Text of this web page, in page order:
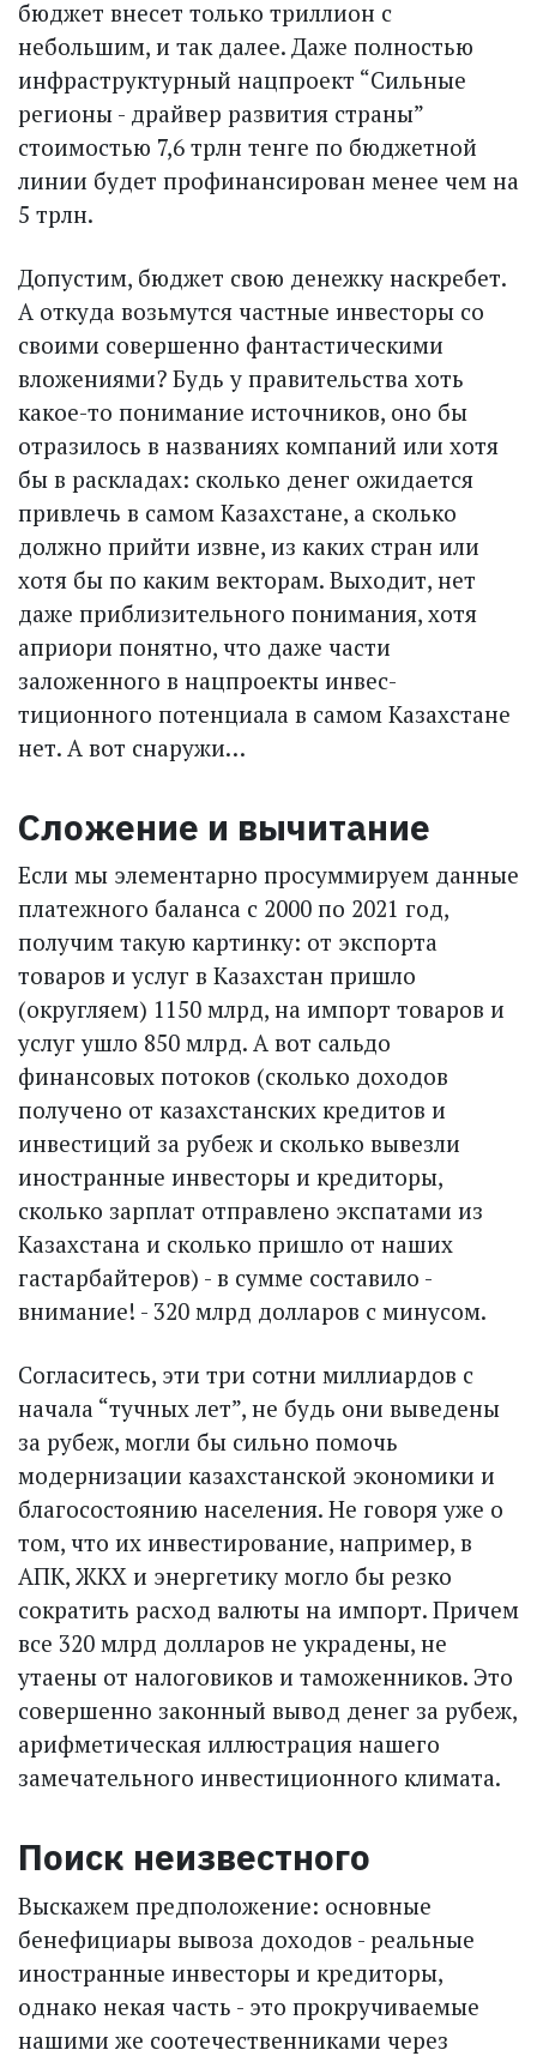
бюджет внесет только триллион с
небольшим, и так далее. Даже полностью
инфраструктурный нацпроект “Сильные
регионы - драйвер развития страны”
стоимостью 7,6 трлн тенге по бюджетной
линии будет профинансирован менее чем на
5 трлн.
Допустим, бюджет свою денежку наскребет.
А откуда возьмутся частные инвесторы со
своими совершенно фантастическими
вложениями? Будь у правительства хоть
какое-то понимание источников, оно бы
отразилось в названиях компаний или хотя
бы в раскладах: сколько денег ожидается
привлечь в самом Казахстане, а сколько
должно прийти извне, из каких стран или
хотя бы по каким векторам. Выходит, нет
даже приблизительного понимания, хотя
априори понятно, что даже части
заложенного в нацпроекты инвес­
тиционного потенциала в самом Казахстане
нет. А вот снаружи…
Сложение и вычитание
Если мы элементарно просуммируем данные
платежного баланса с 2000 по 2021 год,
получим такую картинку: от экспорта
товаров и услуг в Казахстан пришло
(округляем) 1150 млрд, на импорт товаров и
услуг ушло 850 млрд. А вот сальдо
финансовых потоков (сколько доходов
получено от казахстанских кредитов и
инвестиций за рубеж и сколько вывезли
иностранные инвесторы и кредиторы,
сколько зарплат отправлено экспатами из
Казахстана и сколько пришло от наших
гастарбайтеров) - в сумме составило -
внимание! - 320 млрд долларов с минусом.
Согласитесь, эти три сотни миллиардов с
начала “тучных лет”, не будь они выведены
за рубеж, могли бы сильно помочь
модернизации казахстанской экономики и
благосостоянию населения. Не говоря уже о
том, что их инвестирование, например, в
АПК, ЖКХ и энергетику могло бы резко
сократить расход валюты на импорт. Причем
все 320 млрд долларов не украдены, не
утаены от налоговиков и таможенников. Это
совершенно законный вывод денег за рубеж,
арифметическая иллюстрация нашего
замечательного инвестиционного климата.
Поиск неизвестного
Выскажем предположение: основные
бенефициары вывоза доходов - реальные
иностранные инвесторы и кредиторы,
однако некая часть - это прокручиваемые
нашими же соотечественниками через